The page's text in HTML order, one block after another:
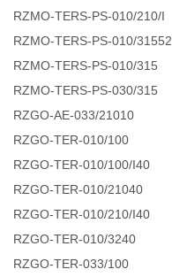
RZMO-TERS-PS-010/210/I
RZMO-TERS-PS-010/31552
RZMO-TERS-PS-010/315
RZMO-TERS-PS-030/315
RZGO-AE-033/21010
RZGO-TER-010/100
RZGO-TER-010/100/I40
RZGO-TER-010/21040
RZGO-TER-010/210/I40
RZGO-TER-010/3240
RZGO-TER-033/100